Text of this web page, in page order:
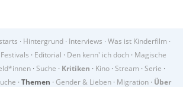
· Hintergrund · Interviews · Was ist Kinderfilm ·
Festivals · Editorial · Den kenn' ich doch· Magische
· Suche · Kritiken · Kino · Stream · Serie ·
· Themen · Gender & Lieben · Migration · Über